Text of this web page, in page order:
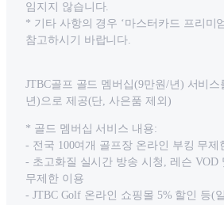
임지지 않습니다.
* 기타 사항의 경우 ‘마스터카드 프리미
참고하시기 바랍니다.
JTBC골프 골드 멤버십(9만원/년) 서비
년)으로 제공(단, 사은품 제외)
* 골드 멤버십 서비스 내용:
- 전국 100여개 골프장 온라인 부킹 무제
- 초고화질 실시간 방송 시청, 레슨 VOD
무제한 이용
- JTBC Golf 온라인 쇼핑몰 5% 할인 등(